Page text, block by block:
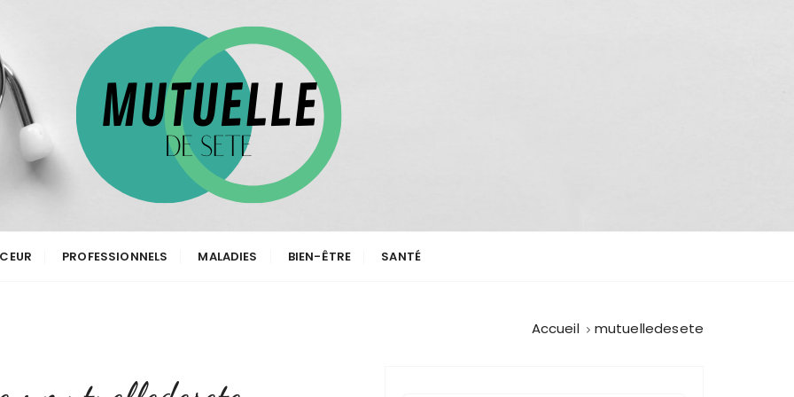
PROFESSIONNELS MALADIES BIEN-ÊTRE SANTÉ
Accueil mutuelledesete